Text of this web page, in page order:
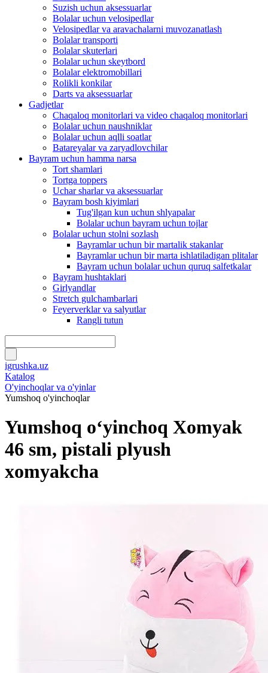
Suzish uchun aksessuarlar
Bolalar uchun velosipedlar
Velosipedlar va aravachalarni muvozanatlash
Bolalar transporti
Bolalar skuterlari
Bolalar uchun skeytbord
Bolalar elektromobillari
Rolikli konkilar
Darts va aksessuarlar
Gadjetlar
Chaqaloq monitorlari va video chaqaloq monitorlari
Bolalar uchun naushniklar
Bolalar uchun aqlli soatlar
Batareyalar va zaryadlovchilar
Bayram uchun hamma narsa
Tort shamlari
Tortga toppers
Uchar sharlar va aksessuarlar
Bayram bosh kiyimlari
Tug'ilgan kun uchun shlyapalar
Bolalar uchun bayram uchun tojlar
Bolalar uchun stolni sozlash
Bayramlar uchun bir martalik stakanlar
Bayramlar uchun bir marta ishlatiladigan plitalar
Bayram uchun bolalar uchun quruq salfetkalar
Bayram hushtaklari
Girlyandlar
Stretch gulchambarlari
Feyerverklar va salyutlar
Rangli tutun
igrushka.uz
Katalog
O'yinchoqlar va o'yinlar
Yumshoq o'yinchoqlar
Yumshoq o‘yinchoq Xomyak
46 sm, pistali plyush
xomyakcha